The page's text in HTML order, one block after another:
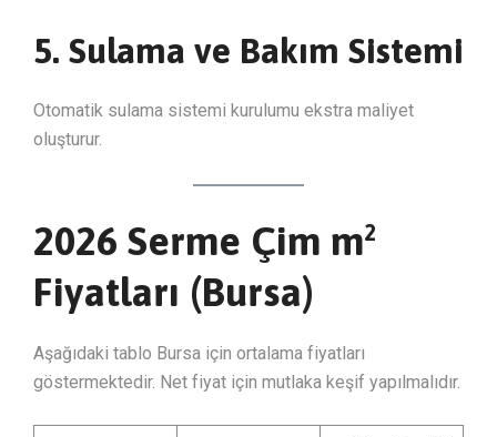
5. Sulama ve Bakım Sistemi
Otomatik sulama sistemi kurulumu ekstra maliyet
oluşturur.
2026 Serme Çim m²
Fiyatları (Bursa)
Aşağıdaki tablo Bursa için ortalama fiyatları
göstermektedir. Net fiyat için mutlaka keşif yapılmalıdır.